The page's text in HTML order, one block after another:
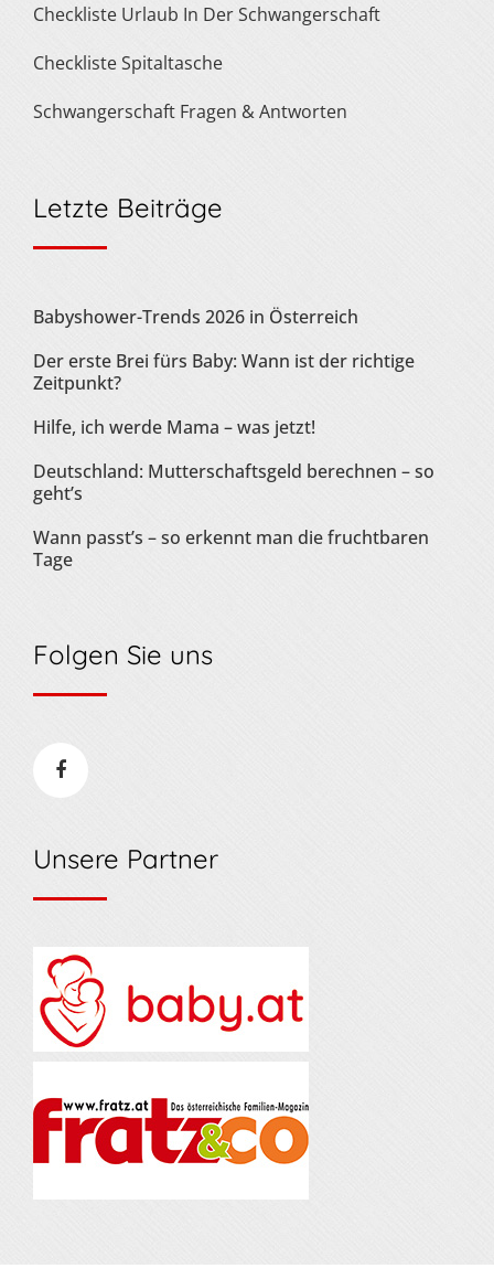
Checkliste Urlaub In Der Schwangerschaft
Checkliste Spitaltasche
Schwangerschaft Fragen & Antworten
Letzte Beiträge
Babyshower-Trends 2026 in Österreich
Der erste Brei fürs Baby: Wann ist der richtige
Zeitpunkt?
Hilfe, ich werde Mama – was jetzt!
Deutschland: Mutterschaftsgeld berechnen – so
geht’s
Wann passt’s – so erkennt man die fruchtbaren
Tage
Folgen Sie uns
Unsere Partner